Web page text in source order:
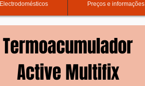
Electrodomésticos Preços e informações
Termoacumulador
Active Multifix